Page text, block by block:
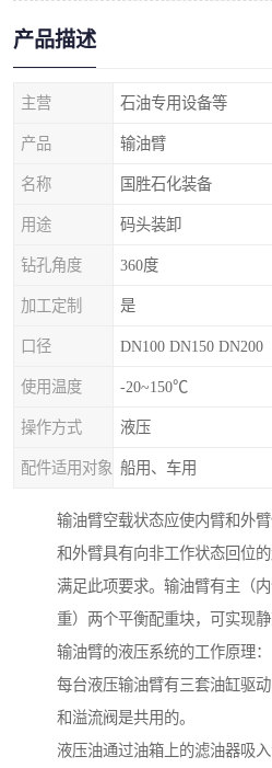
产品描述
主营 石油专用设备等
产品 输油臂
名称 国胜石化装备
用途 码头装卸
钻孔角度 360度
加工定制 是
口径 DN100 DN150 DN200
使用温度 -20~150℃
操作方式 液压
配件适用对象 船用、车用
输油臂空载状态应使内臂和外
和外臂具有向非工作状态回位
满足此项要求。输油臂有主（
重）两个平衡配重块，可实现静
输油臂的液压系统的工作原理：
每台液压输油臂有三套油缸驱
和溢流阀是共用的。
液压油通过油箱上的滤油器吸入